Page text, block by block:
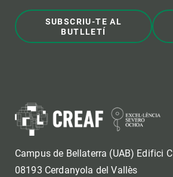
SUBSCRIU-TE AL
BUTLLETÍ
Campus de Bellaterra (UAB) Edifici C
08193 Cerdanyola del Vallès